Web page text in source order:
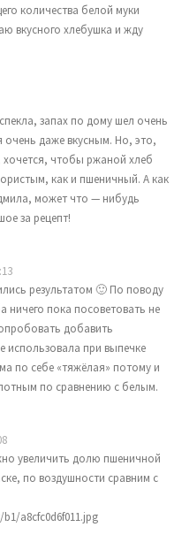
количества белой муки
вкусного хлебушка и жду
запах по дому шел очень
очень даже вкусным. Но, это,
чтобы ржаной хлеб
как и пшеничный. А как
может что — нибудь
за рецепт!
результатом 🙂 По поводу
ничего пока посоветовать не
добавить
использовала при выпечке
по себе «тяжёлая» потому и
по сравнению с белым.
увеличить долю пшеничной
по воздушности сравним с
a8cfc0d6f011.jpg